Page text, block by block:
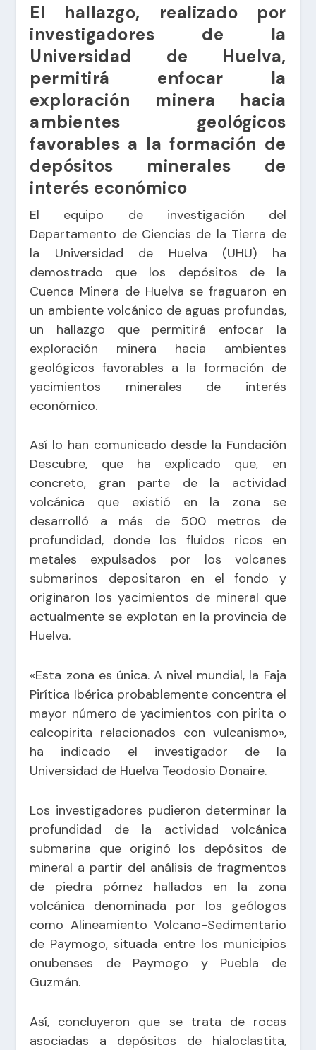
El hallazgo, realizado por
investigadores de la
Universidad de Huelva,
permitirá enfocar la
exploración minera hacia
ambientes geológicos
favorables a la formación de
depósitos minerales de
interés económico
El equipo de investigación del
Departamento de Ciencias de la Tierra de
la Universidad de Huelva (UHU) ha
demostrado que los depósitos de la
Cuenca Minera de Huelva se fraguaron en
un ambiente volcánico de aguas profundas,
un hallazgo que permitirá enfocar la
exploración minera hacia ambientes
geológicos favorables a la formación de
yacimientos minerales de interés
económico.
Así lo han comunicado desde la Fundación
Descubre, que ha explicado que, en
concreto, gran parte de la actividad
volcánica que existió en la zona se
desarrolló a más de 500 metros de
profundidad, donde los fluidos ricos en
metales expulsados por los volcanes
submarinos depositaron en el fondo y
originaron los yacimientos de mineral que
actualmente se explotan en la provincia de
Huelva.
«Esta zona es única. A nivel mundial, la Faja
Pirítica Ibérica probablemente concentra el
mayor número de yacimientos con pirita o
calcopirita relacionados con vulcanismo»,
ha indicado el investigador de la
Universidad de Huelva Teodosio Donaire.
Los investigadores pudieron determinar la
profundidad de la actividad volcánica
submarina que originó los depósitos de
mineral a partir del análisis de fragmentos
de piedra pómez hallados en la zona
volcánica denominada por los geólogos
como Alineamiento Volcano-Sedimentario
de Paymogo, situada entre los municipios
onubenses de Paymogo y Puebla de
Guzmán.
Así, concluyeron que se trata de rocas
asociadas a depósitos de hialoclastita,